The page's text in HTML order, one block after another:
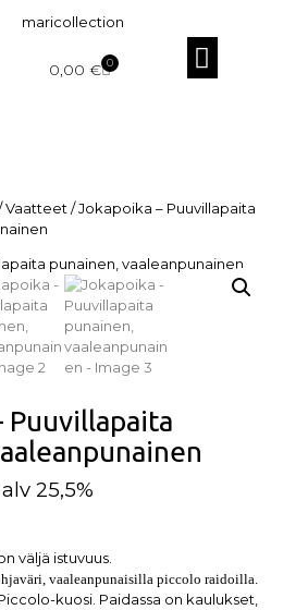
0,00 € 0
Vaatteet / Jokapoika – Puuvillapaita
Puuvillapaita
25,5%
väljä istuvuus.
vaaleanpunaisilla piccolo raidoilla.
kuosi. Paidassa on kaulukset,